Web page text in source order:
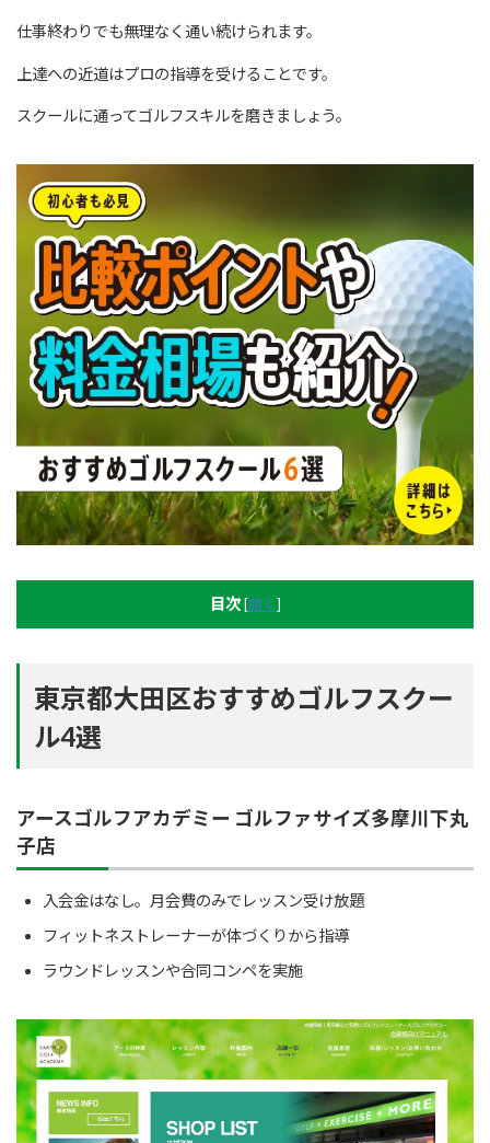
仕事終わりでも無理なく通い続けられます。
上達への近道はプロの指導を受けることです。
スクールに通ってゴルフスキルを磨きましょう。
目次 [開く ]
東京都大田区おすすめゴルフスクー
ル4選
アースゴルフアカデミー ゴルファサイズ多摩川下丸
子店
入会金はなし。月会費のみでレッスン受け放題
フィットネストレーナーが体づくりから指導
ラウンドレッスンや合同コンペを実施